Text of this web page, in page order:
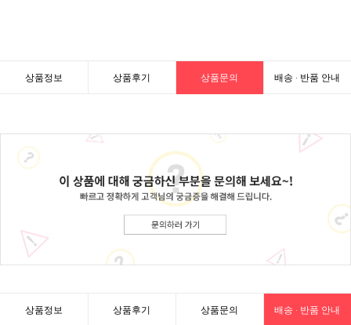
상품정보 상품후기 상품문의 배송 · 반품 안내
상품정보 상품후기 상품문의 배송 · 반품 안내